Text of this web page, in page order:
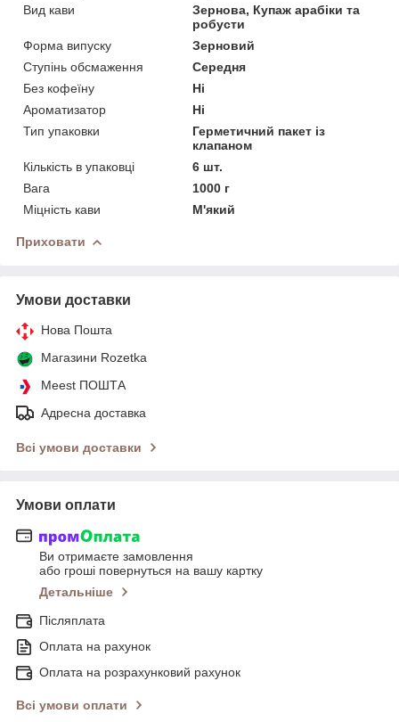
Вид кави
Зернова, Купаж арабіки та
робусти
Форма випуску
Зерновий
Ступінь обсмаження
Середня
Без кофеїну
Ні
Ароматизатор
Ні
Тип упаковки
Герметичний пакет із
клапаном
Кількість в упаковці
6 шт.
Вага
1000 г
Міцність кави
М'який
Приховати
Умови доставки
Нова Пошта
Магазини Rozetka
Meest ПОШТА
Адресна доставка
Всі умови доставки
Умови оплати
Ви отримаєте замовлення
або гроші повернуться на вашу картку
Детальніше
Післяплата
Оплата на рахунок
Оплата на розрахунковий рахунок
Всі умови оплати